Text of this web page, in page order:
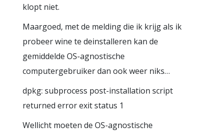
klopt niet.
Maargoed, met de melding die ik krijg als ik
probeer wine te deinstalleren kan de
gemiddelde OS-agnostische
computergebruiker dan ook weer niks…
dpkg: subprocess post-installation script
returned error exit status 1
Wellicht moeten de OS-agnostische